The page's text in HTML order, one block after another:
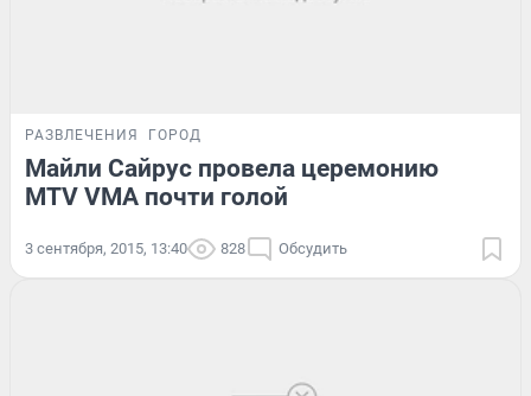
РАЗВЛЕЧЕНИЯ ГОРОД
Майли Сайрус провела церемонию
MTV VMA почти голой
3 сентября, 2015, 13:40 828 Обсудить